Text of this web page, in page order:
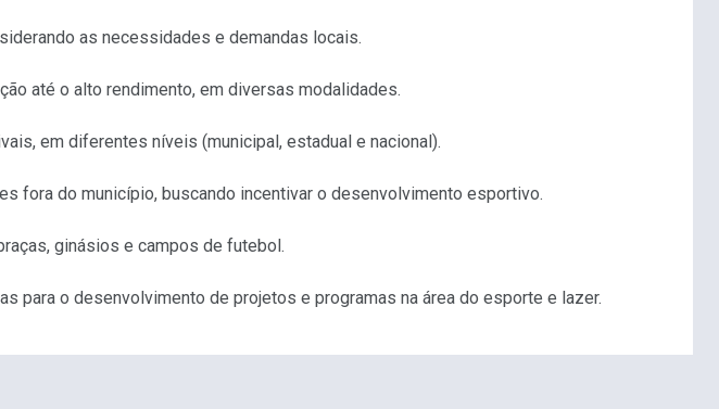
as necessidades e demandas locais.
até o alto rendimento, em diversas modalidades.
em diferentes níveis (municipal, estadual e nacional).
fora do município, buscando incentivar o desenvolvimento esportivo.
ginásios e campos de futebol.
para o desenvolvimento de projetos e programas na área do esporte e lazer.